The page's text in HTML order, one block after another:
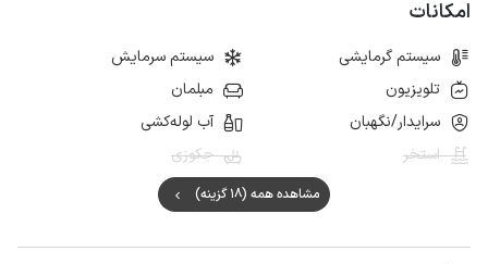
امکانات
سیستم گرمایشی
سیستم سرمایش
تلویزیون
مبلمان
سرایدار/نگهبان
آب لوله‌کشی
استخر
جکوزی
مشاهده همه (18 گزینه)